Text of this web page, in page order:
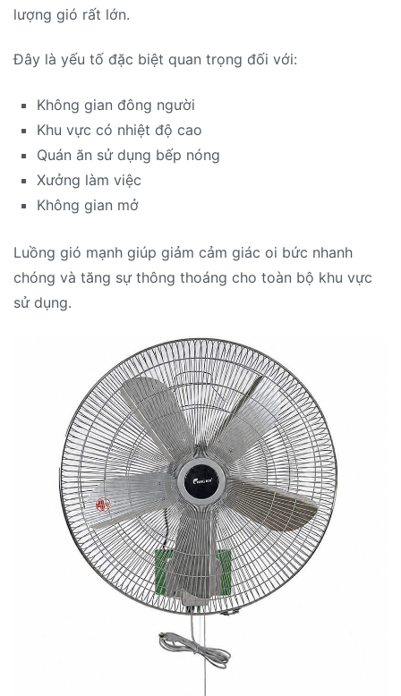
lượng gió rất lớn.
Đây là yếu tố đặc biệt quan trọng đối với:
Không gian đông người
Khu vực có nhiệt độ cao
Quán ăn sử dụng bếp nóng
Xưởng làm việc
Không gian mở
Luồng gió mạnh giúp giảm cảm giác oi bức nhanh
chóng và tăng sự thông thoáng cho toàn bộ khu vực
sử dụng.